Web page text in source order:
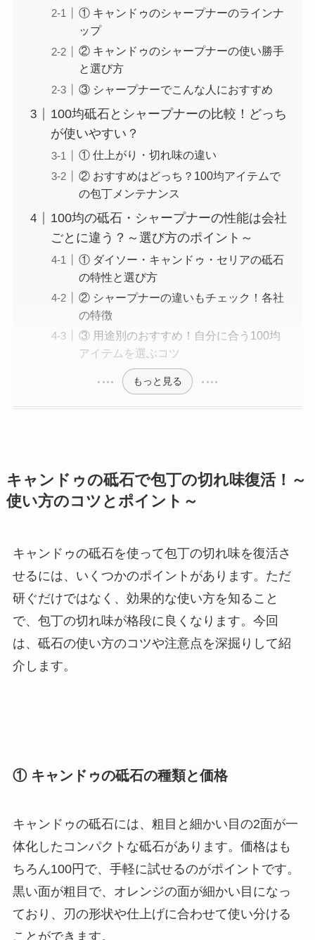
① キャンドゥのシャープナーのラインナ
ップ
② キャンドゥのシャープナーの使い勝手
と選び方
③ シャープナーでこんな人におすすめ
100均砥石とシャープナーの比較！どっち
が使いやすい？
① 仕上がり・切れ味の違い
② おすすめはどっち？100均アイテムで
の包丁メンテナンス
100均の砥石・シャープナーの性能は会社
ごとに違う？～選び方のポイント～
① ダイソー・キャンドゥ・セリアの砥石
の特性と選び方
② シャープナーの違いもチェック！各社
の特徴
③ 用途別のおすすめ！自分に合う100均
アイテムを選ぶコツ
もっと見る
キャンドゥの砥石で包丁の切れ味復活！～
使い方のコツとポイント～
キャンドゥの砥石を使って包丁の切れ味を復活さ
せるには、いくつかのポイントがあります。ただ
研ぐだけではなく、効果的な使い方を知ること
で、包丁の切れ味が格段に良くなります。今回
は、砥石の使い方のコツや注意点を深掘りして紹
介します。
① キャンドゥの砥石の種類と価格
キャンドゥの砥石には、粗目と細かい目の2面が一
体化したコンパクトな砥石があります。価格はも
ちろん100円で、手軽に試せるのがポイントです。
黒い面が粗目で、オレンジの面が細かい目になっ
ており、刃の形状や仕上げに合わせて使い分ける
ことができます。